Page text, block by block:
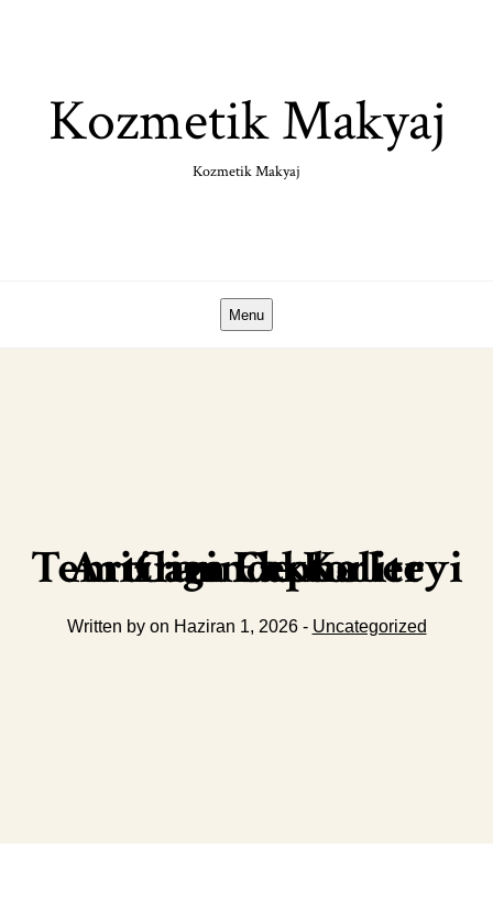
Kozmetik Makyaj
Kozmetik Makyaj
Menu
Cam Cephe Temizliginde Kaliteyi Artiran Faktorler
Written by on Haziran 1, 2026 - Uncategorized